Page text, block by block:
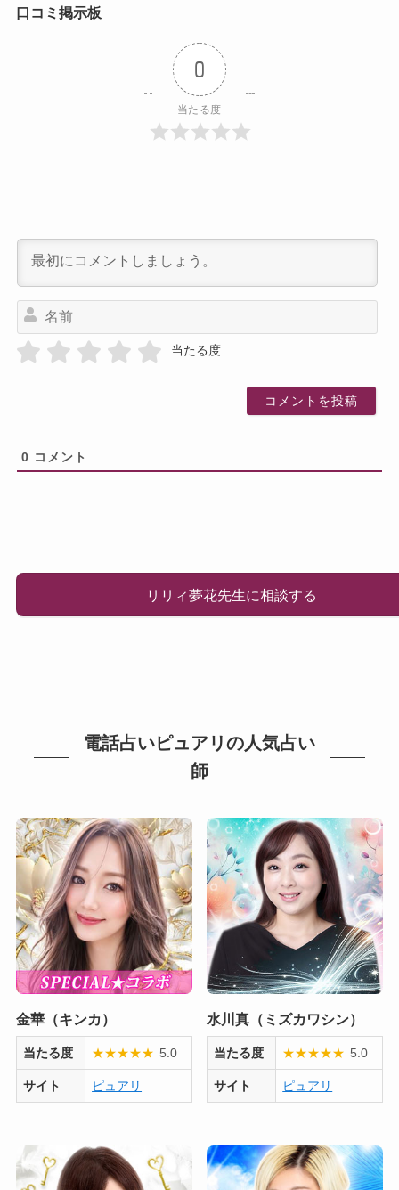
口コミ掲示板
0
当たる度
当たる度
0 コメント
リリィ夢花先生に相談する
電話占いピュアリの人気占い
師
金華（キンカ）
当たる度 ★★★★★ 5.0
サイト ピュアリ
水川真（ミズカワシン）
当たる度 ★★★★★ 5.0
サイト ピュアリ